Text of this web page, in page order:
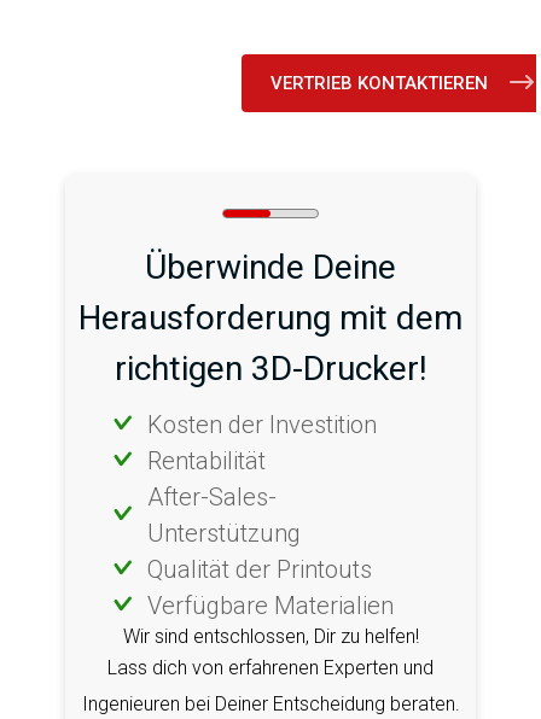
VERTRIEB KONTAKTIEREN
Überwinde Deine
Herausforderung mit dem
richtigen 3D-Drucker!
Kosten der Investition
Rentabilität
After-Sales-
Unterstützung
Qualität der Printouts
Verfügbare Materialien
Wir sind entschlossen, Dir zu helfen!
Lass dich von erfahrenen Experten und
Ingenieuren bei Deiner Entscheidung beraten.